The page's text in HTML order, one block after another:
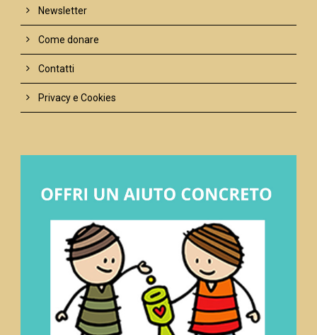
Newsletter
Come donare
Contatti
Privacy e Cookies